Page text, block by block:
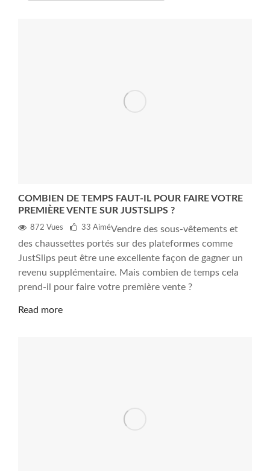
COMBIEN DE TEMPS FAUT-IL POUR FAIRE VOTRE
PREMIÈRE VENTE SUR JUSTSLIPS ?
872 Vues 33 AiméVendre des sous-vêtements et
des chaussettes portés sur des plateformes comme
JustSlips peut être une excellente façon de gagner un
revenu supplémentaire. Mais combien de temps cela
prend-il pour faire votre première vente ?
Read more